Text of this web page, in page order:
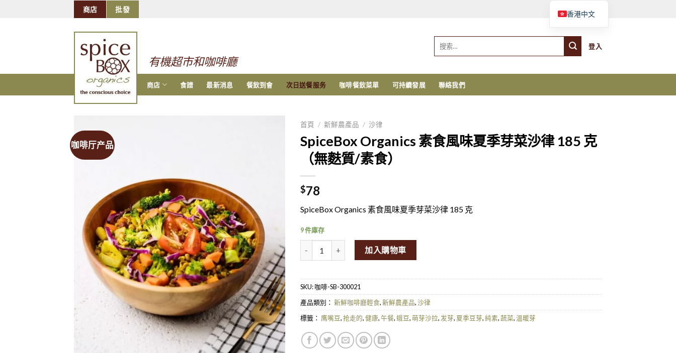
商店 批發 購物車
有機超市和咖啡廳
索：
登入
商店 食譜 最新消息 餐飲到會 次日送餐服务 咖啡餐飲菜單 可持續發展 聯絡我們
咖啡厅产品
首頁 / 新鮮農產品 / 沙律
SpiceBox Organics 素食風味夏季芽菜沙律 185 克
（無麩質/素食）
$78
SpiceBox Organics 素食風味夏季芽菜沙律 185 克
9 件庫存
SpiceBox Organics Vegan Zesty Summer Sprouts Salad 185g (GF/V)量
加入購物車
SKU:咖啡-SB-300021
產品類別： 新鮮咖啡廳輕食,新鮮農產品,沙律
標籤： 鹰嘴豆,抢走的,健康,午餐,蛾豆,萌芽沙拉, 发芽, 夏季豆芽,純素,蔬菜,温暖芽
香港中文